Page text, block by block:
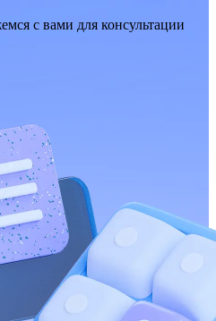
с вами для консультации